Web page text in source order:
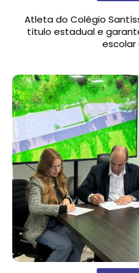
Atleta do Colégio
título estadual e
escolar